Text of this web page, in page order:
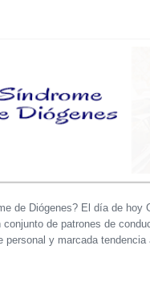
de Diógenes? El día de hoy
conjunto de patrones de
y marcada